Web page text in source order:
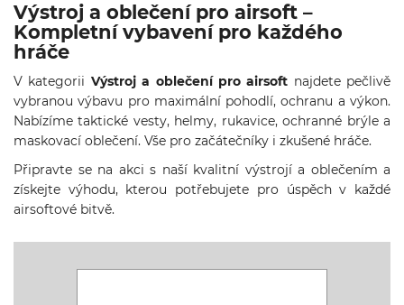
Merch
3D
Tisk
Výstroj a oblečení pro airsoft –
Kompletní vybavení pro každého
hráče
V kategorii Výstroj a oblečení pro airsoft najdete pečlivě
vybranou výbavu pro maximální pohodlí, ochranu a výkon.
Nabízíme taktické vesty, helmy, rukavice, ochranné brýle a
maskovací oblečení. Vše pro začátečníky i zkušené hráče.
Připravte se na akci s naší kvalitní výstrojí a oblečením a
získejte výhodu, kterou potřebujete pro úspěch v každé
airsoftové bitvě.